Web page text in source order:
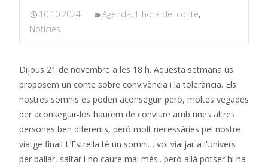
10.10.2024 Agenda, L'hora del conte,
Notícies
Dijous 21 de novembre a les 18 h. Aquesta setmana us
proposem un conte sobre convivència i la tolerància. Els
nostres somnis es poden aconseguir però, moltes vegades
per aconseguir-los haurem de conviure amb unes altres
persones ben diferents, però molt necessàries pel nostre
viatge final! L’Estrella té un somni… vol viatjar a l’Univers
per ballar, saltar i no caure mai més.. però allà potser hi ha